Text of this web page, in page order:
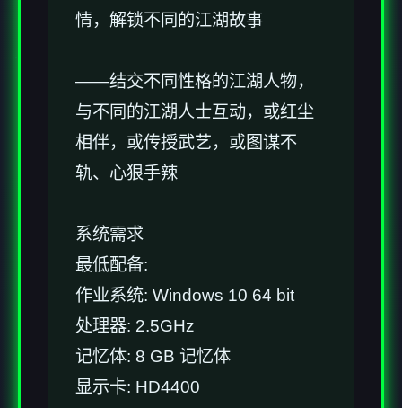
情，解锁不同的江湖故事
——结交不同性格的江湖人物，
与不同的江湖人士互动，或红尘
相伴，或传授武艺，或图谋不
轨、心狠手辣
系统需求
最低配备:
作业系统: Windows 10 64 bit
处理器: 2.5GHz
记忆体: 8 GB 记忆体
显示卡: HD4400